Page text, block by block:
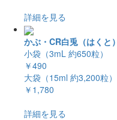
詳細を見る
かぶ・CR白兎（はくと）
小袋（3mL 約650粒）
￥490
大袋（15ml 約3,200粒）
￥1,780
詳細を見る